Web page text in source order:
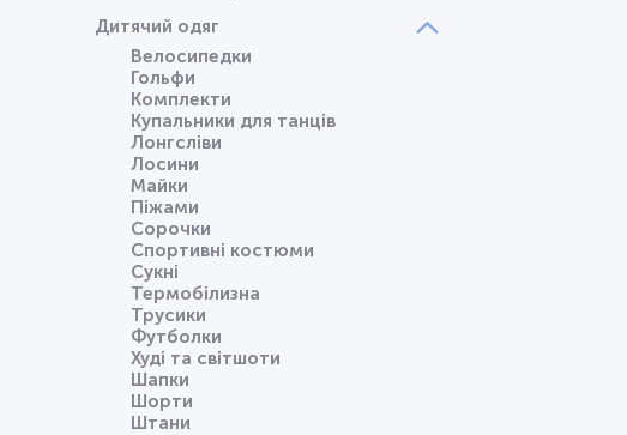
Дитячий одяг
Велосипедки
Гольфи
Комплекти
Купальники для танців
Лонгсліви
Лосини
Майки
Піжами
Сорочки
Спортивні костюми
Сукні
Термобілизна
Трусики
Футболки
Худі та світшоти
Шапки
Шорти
Штани